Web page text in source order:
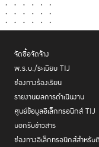
จัดซื้อจัดจ้าง
พ.ร.บ./ระเบียบ TIJ
ช่องทางร้องเรียน
รายงานผลการดำเนินงาน
ศูนย์ข้อมูลอิเล็กทรอนิกส์ TIJ
บอกรับข่าวสาร
ช่องทางอิเล็กทรอนิกส์สำหรั